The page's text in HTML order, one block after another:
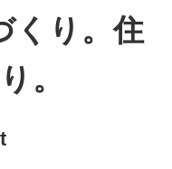
くり。住
。